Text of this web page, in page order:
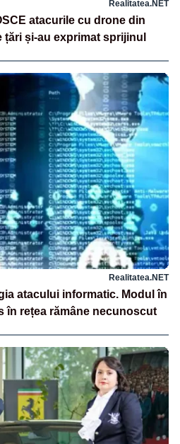
Realitatea.NET
atacurile cu drone din
țări și-au exprimat sprijinul
Realitatea.NET
atacului informatic. Modul în
în rețea rămâne necunoscut